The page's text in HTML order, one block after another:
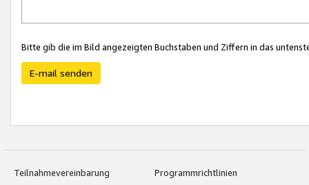
Bitte gib die im Bild angezeigten Buchstaben und Ziffern in das
E-mail senden
Teilnahmevereinbarung
Programmrichtlinien